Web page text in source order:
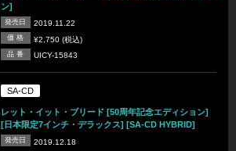
ン]
発売日 2019.11.22
価 格 ¥2,750 (税込)
品 番 UICY-15843
SA-CD
レット・イット・ブリード [50周年記念エディション]
[日本限定7インチ・デラックス] [SA-CD HYBRID]
発売日 2019.12.18